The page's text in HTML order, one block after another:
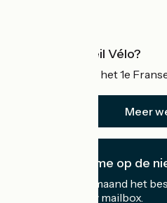
Wat is Accueil Vélo?
Accueil Vélo is het 1e
Meer
Ik abonneer me op de
Ontvang elke maand het
Frankrijk in uw mailbox.